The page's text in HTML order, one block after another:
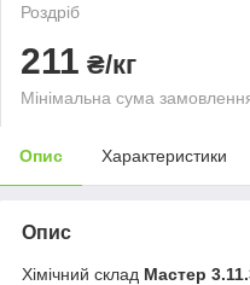
Роздріб
211 ₴/кг
Мінімальна сума
Опис Характеристики
Опис
Хімічний склад Мастер